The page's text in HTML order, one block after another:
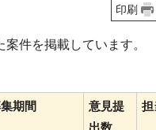
印刷
件を掲載しています。
期間
意見提
出数
担